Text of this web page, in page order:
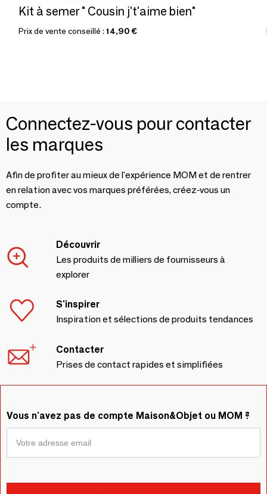
Kit à semer " Cousin j't'aime bien"
Prix de vente conseillé : 14,90 €
Connectez-vous pour contacter
les marques
Afin de profiter au mieux de l'expérience MOM et de rentrer
en relation avec vos marques préférées, créez-vous un
compte.
Découvrir
Les produits de milliers de fournisseurs à
explorer
S'inspirer
Inspiration et sélections de produits tendances
Contacter
Prises de contact rapides et simplifiées
Vous n'avez pas de compte Maison&Objet ou MOM ?